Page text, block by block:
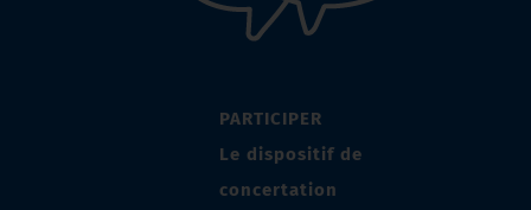
PARTICIPER
Le dispositif de
concertation